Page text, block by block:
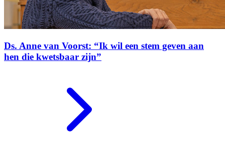
Ds. Anne van Voorst: “Ik wil een stem geven aan
hen die kwetsbaar zijn”